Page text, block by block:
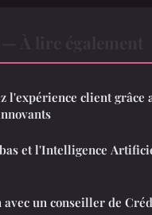
l'expérience client grâce
et l'Intelligence
un conseiller de